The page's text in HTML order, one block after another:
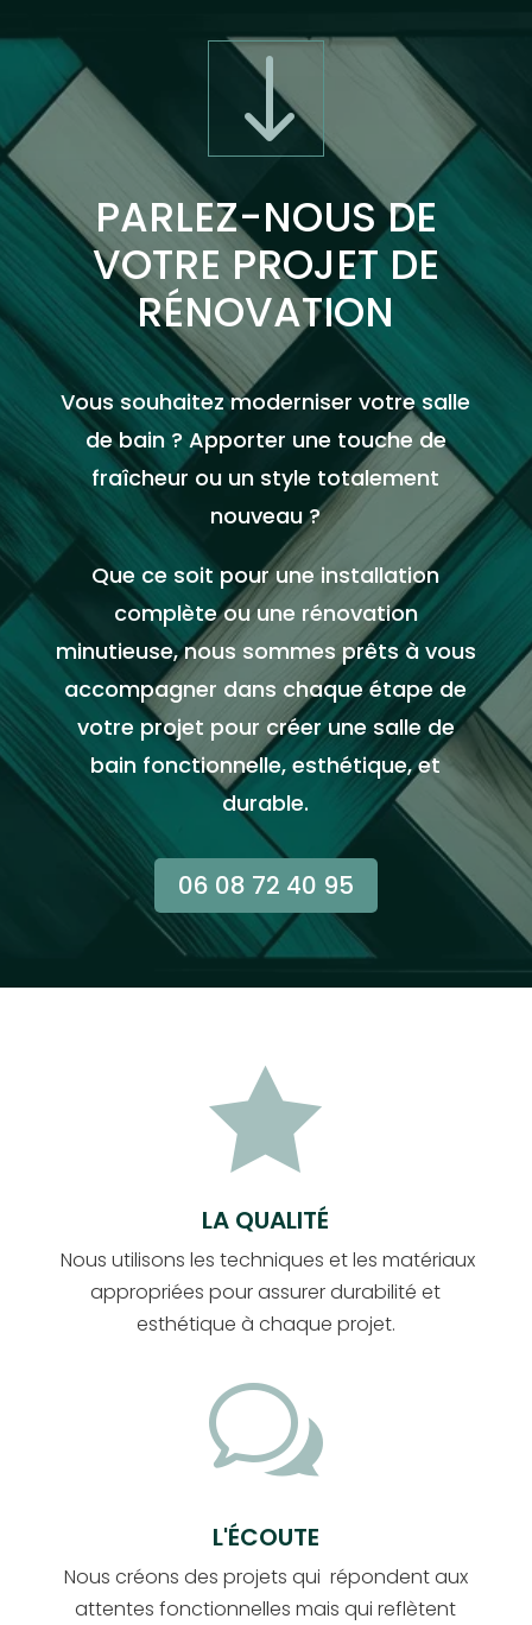
"
PARLEZ-NOUS DE
VOTRE PROJET DE
RÉNOVATION
Vous souhaitez moderniser votre salle
de bain ? Apporter une touche de
fraîcheur ou un style totalement
nouveau ?
Que ce soit pour une installation
complète ou une rénovation
minutieuse, nous sommes prêts à vous
accompagner dans chaque étape de
votre projet pour créer une salle de
bain fonctionnelle, esthétique, et
durable.
06 08 72 40 95

LA QUALITÉ
Nous utilisons les techniques et les matériaux
appropriées pour assurer durabilité et
esthétique à chaque projet.
w
L'ÉCOUTE
Nous créons des projets qui répondent aux
attentes fonctionnelles mais qui reflètent